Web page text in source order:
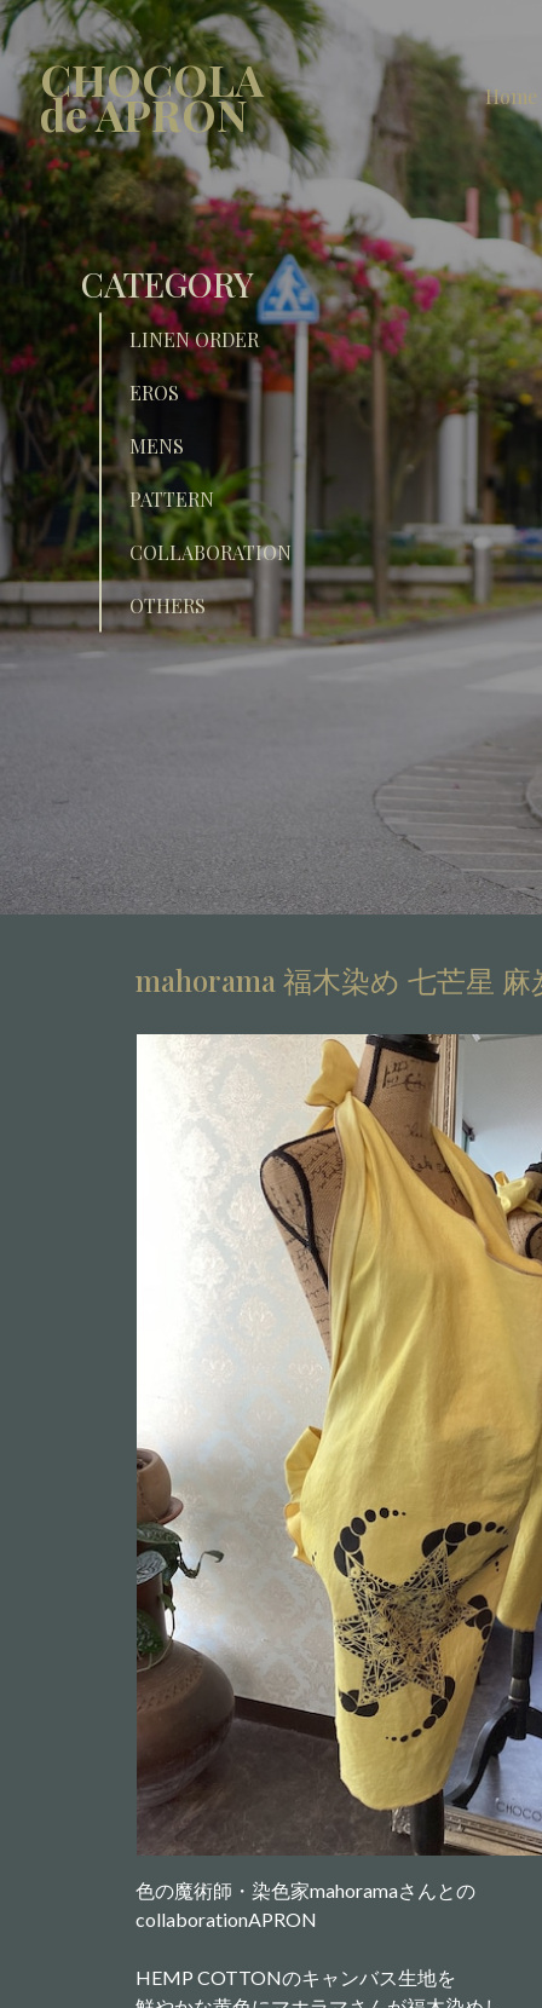
CHOCOLA
de APRON Home
CATEGORY
LINEN ORDER
EROS
MENS
PATTERN
COLLABORATION
OTHERS
mahorama 福木染め 七芒星 麻
色の魔術師・染色家mahoramaさんとの
collaborationAPRON
HEMP COTTONのキャンバス生地を